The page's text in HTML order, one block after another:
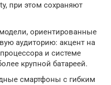
при этом сохраняют
ориентированные
аудиторию: акцент на
и системе
крупной батареей.
смартфоны с гибким